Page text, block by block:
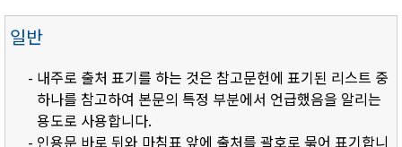
일반
- 내주로 출처 표기를 하는 것은 참고문헌에 표기된 리스트 중
하나를 참고하여 본문의 특정 부분에서 언급했음을 알리는
용도로 사용합니다.
- 인용문 바로 뒤와 마침표 앞에 출처를 괄호로 묶어 표기합니